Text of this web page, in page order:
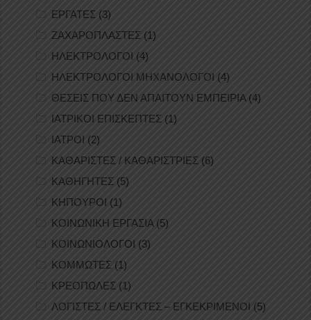
ΕΡΓΑΤΕΣ (3)
ΖΑΧΑΡΟΠΛΑΣΤΕΣ (1)
ΗΛΕΚΤΡΟΛΟΓΟΙ (4)
ΗΛΕΚΤΡΟΛΟΓΟΙ ΜΗΧΑΝΟΛΟΓΟΙ (4)
ΘΕΣΕΙΣ ΠΟΥ ΔΕΝ ΑΠΑΙΤΟΥΝ ΕΜΠΕΙΡΙΑ(4)
ΙΑΤΡΙΚΟΙ ΕΠΙΣΚΕΠΤΕΣ (1)
ΙΑΤΡΟΙ (2)
ΚΑΘΑΡΙΣΤΕΣ / ΚΑΘΑΡΙΣΤΡΙΕΣ (6)
ΚΑΘΗΓΗΤΕΣ (5)
ΚΗΠΟΥΡΟΙ (1)
ΚΟΙΝΩΝΙΚΗ ΕΡΓΑΣΙΑ (5)
ΚΟΙΝΩΝΙΟΛΟΓΟΙ (3)
ΚΟΜΜΩΤΕΣ (1)
ΚΡΕΟΠΩΛΕΣ (1)
ΛΟΓΙΣΤΕΣ / ΕΛΕΓΚΤΕΣ – ΕΓΚΕΚΡΙΜΕΝΟΙ (5)